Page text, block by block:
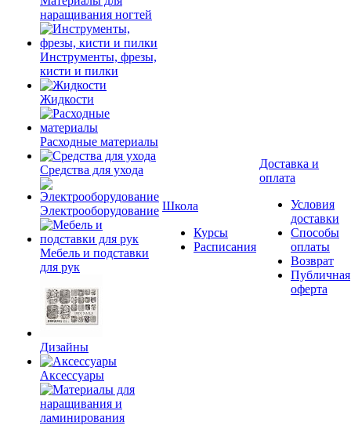
наращивания ногтей
Инструменты, фрезы,
кисти и пилки
Жидкости
Расходные материалы
Средства для ухода
Электрооборудование
Мебель и подставки
для рук
Дизайны
Аксессуары
Школа
Курсы
Расписания
Доставка и
оплата
Условия
доставки
Способы
оплаты
Возврат
Публичная
оферта